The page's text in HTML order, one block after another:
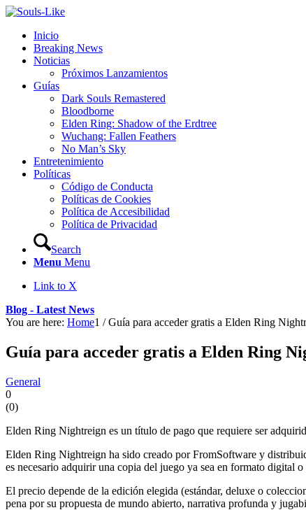
Inicio
Breaking News
Noticias
Próximos Lanzamientos
Guías
Dark Souls Remastered
Bloodborne
Elden Ring: Shadow of the Erdtree
Wuchang: Fallen Feathers
No Man’s Sky
Entretenimiento
Políticas
Código de Conducta
Políticas de Cookies
Política de Accesibilidad
Política de Privacidad
Search
Menu Menu
Link to X
Blog - Latest News
You are here: Home1 / Guía para acceder gratis a Elden Ring
Guía para acceder gratis a Elden Ring
General
0
(0)
Elden Ring Nightreign es un título de pago que requiere ser
Elden Ring Nightreign ha sido creado por FromSoftware y
es necesario adquirir una copia del juego ya sea en formato digital
El precio depende de la edición elegida (estándar, deluxe o
pena por su propuesta de mundo abierto, narrativa profunda y